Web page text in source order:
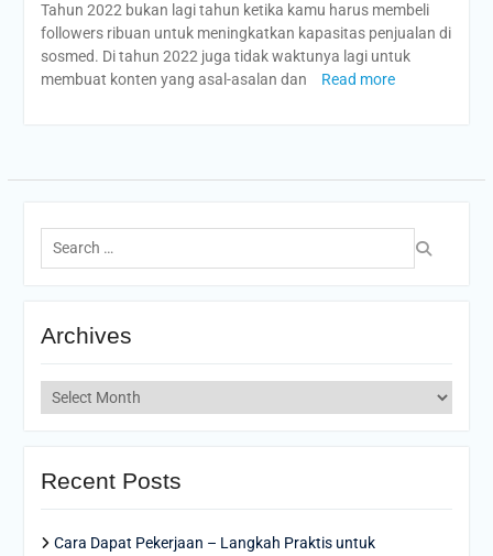
Tahun 2022 bukan lagi tahun ketika kamu harus membeli
followers ribuan untuk meningkatkan kapasitas penjualan di
sosmed. Di tahun 2022 juga tidak waktunya lagi untuk
membuat konten yang asal-asalan dan
Read more
Search
for:
Archives
Archives
Recent Posts
Cara Dapat Pekerjaan – Langkah Praktis untuk